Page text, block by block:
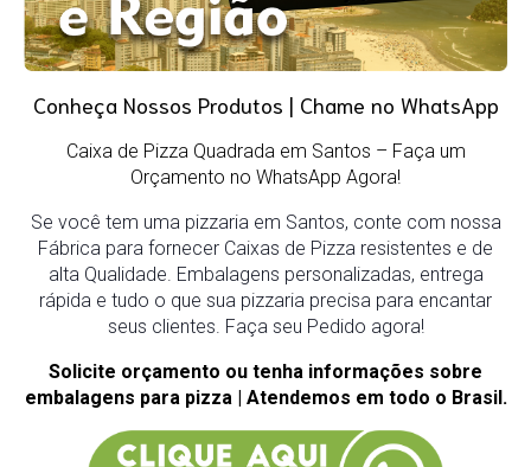
Conheça Nossos Produtos | Chame no WhatsApp
Caixa de Pizza Quadrada em Santos – Faça um
Orçamento no WhatsApp Agora!
Se você tem uma pizzaria em Santos, conte com nossa
Fábrica para fornecer Caixas de Pizza resistentes e de
alta Qualidade. Embalagens personalizadas, entrega
rápida e tudo o que sua pizzaria precisa para encantar
seus clientes. Faça seu Pedido agora!
Solicite orçamento ou tenha informações sobre
embalagens para pizza | Atendemos em todo o Brasil.